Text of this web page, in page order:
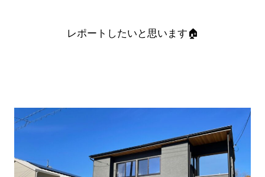
レポートしたいと思います🏠